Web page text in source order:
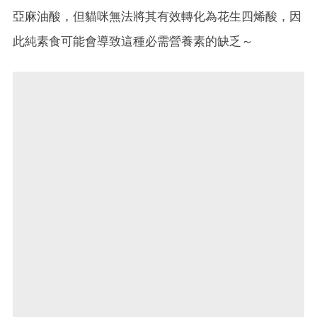
亞麻油酸，但貓咪無法將其有效轉化為花生四烯酸，因
此純素食可能會導致這種必需營養素的缺乏～